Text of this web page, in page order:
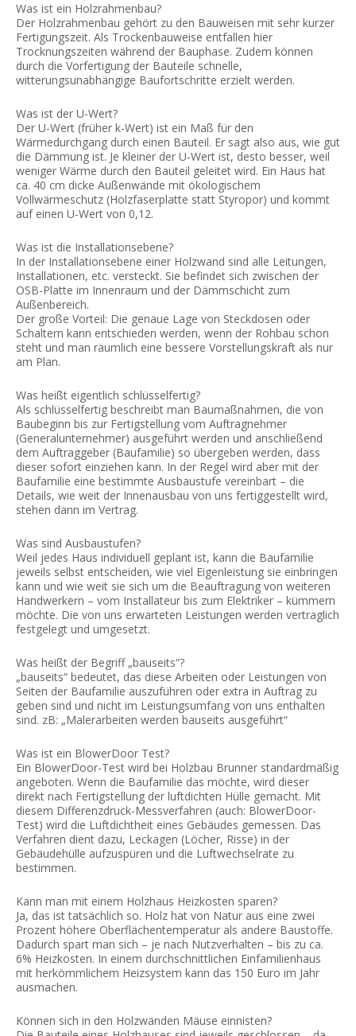
Was ist ein Holzrahmenbau?
Der Holzrahmenbau gehört zu den Bauweisen mit sehr kurzer
Fertigungszeit. Als Trockenbauweise entfallen hier
Trocknungszeiten während der Bauphase. Zudem können
durch die Vorfertigung der Bauteile schnelle,
witterungsunabhängige Baufortschritte erzielt werden.
Was ist der U-Wert?
Der U-Wert (früher k-Wert) ist ein Maß für den
Wärmedurchgang durch einen Bauteil. Er sagt also aus, wie gut
die Dämmung ist. Je kleiner der U-Wert ist, desto besser, weil
weniger Wärme durch den Bauteil geleitet wird. Ein Haus hat
ca. 40 cm dicke Außenwände mit ökologischem
Vollwärmeschutz (Holzfaserplatte statt Styropor) und kommt
auf einen U-Wert von 0,12.
Was ist die Installationsebene?
In der Installationsebene einer Holzwand sind alle Leitungen,
Installationen, etc. versteckt. Sie befindet sich zwischen der
OSB-Platte im Innenraum und der Dämmschicht zum
Außenbereich.
Der große Vorteil: Die genaue Lage von Steckdosen oder
Schaltern kann entschieden werden, wenn der Rohbau schon
steht und man räumlich eine bessere Vorstellungskraft als nur
am Plan.
Was heißt eigentlich schlüsselfertig?
Als schlüsselfertig beschreibt man Baumaßnahmen, die von
Baubeginn bis zur Fertigstellung vom Auftragnehmer
(Generalunternehmer) ausgeführt werden und anschließend
dem Auftraggeber (Baufamilie) so übergeben werden, dass
dieser sofort einziehen kann. In der Regel wird aber mit der
Baufamilie eine bestimmte Ausbaustufe vereinbart – die
Details, wie weit der Innenausbau von uns fertiggestellt wird,
stehen dann im Vertrag.
Was sind Ausbaustufen?
Weil jedes Haus individuell geplant ist, kann die Baufamilie
jeweils selbst entscheiden, wie viel Eigenleistung sie einbringen
kann und wie weit sie sich um die Beauftragung von weiteren
Handwerkern – vom Installateur bis zum Elektriker – kümmern
möchte. Die von uns erwarteten Leistungen werden vertraglich
festgelegt und umgesetzt.
Was heißt der Begriff „bauseits“?
„bauseits“ bedeutet, das diese Arbeiten oder Leistungen von
Seiten der Baufamilie auszuführen oder extra in Auftrag zu
geben sind und nicht im Leistungsumfang von uns enthalten
sind. zB: „Malerarbeiten werden bauseits ausgeführt“
Was ist ein BlowerDoor Test?
Ein BlowerDoor-Test wird bei Holzbau Brunner standardmäßig
angeboten. Wenn die Baufamilie das möchte, wird dieser
direkt nach Fertigstellung der luftdichten Hülle gemacht. Mit
diesem Differenzdruck-Messverfahren (auch: BlowerDoor-
Test) wird die Luftdichtheit eines Gebäudes gemessen. Das
Verfahren dient dazu, Leckagen (Löcher, Risse) in der
Gebäudehülle aufzuspüren und die Luftwechselrate zu
bestimmen.
Kann man mit einem Holzhaus Heizkosten sparen?
Ja, das ist tatsächlich so. Holz hat von Natur aus eine zwei
Prozent höhere Oberflächentemperatur als andere Baustoffe.
Dadurch spart man sich – je nach Nutzverhalten – bis zu ca.
6% Heizkosten. In einem durchschnittlichen Einfamilienhaus
mit herkömmlichem Heizsystem kann das 150 Euro im Jahr
ausmachen.
Können sich in den Holzwänden Mäuse einnisten?